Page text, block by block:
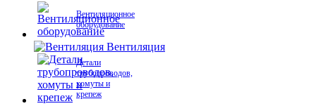
Вентиляционное
оборудование
Вентиляция
Детали
трубопроводов,
хомуты и
крепеж